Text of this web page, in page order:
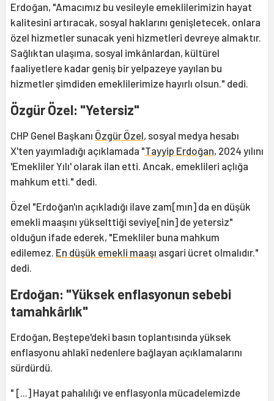
Erdoğan, "Amacımız bu vesileyle emeklilerimizin hayat
kalitesini artıracak, sosyal haklarını genişletecek, onlara
özel hizmetler sunacak yeni hizmetleri devreye almaktır.
Sağlıktan ulaşıma, sosyal imkânlardan, kültürel
faaliyetlere kadar geniş bir yelpazeye yayılan bu
hizmetler şimdiden emeklilerimize hayırlı olsun." dedi.
Özgür Özel: "Yetersiz"
CHP Genel Başkanı Özgür Özel, sosyal medya hesabı
X'ten yayımladığı açıklamada "Tayyip Erdoğan, 2024 yılını
'Emekliler Yılı' olarak ilan etti. Ancak, emeklileri açlığa
mahkum etti." dedi.
Özel "Erdoğan'ın açıkladığı ilave zam[mın] da en düşük
emekli maaşını yükselttiği seviye[nin] de yetersiz"
olduğun ifade ederek, "Emekliler buna mahkum
edilemez. En düşük emekli maaşı asgari ücret olmalıdır."
dedi.
Erdoğan: "Yüksek enflasyonun sebebi
tamahkârlık"
Erdoğan, Beştepe'deki basın toplantısında yüksek
enflasyonu ahlakî nedenlere bağlayan açıklamalarını
sürdürdü.
" [...] Hayat pahalılığı ve enflasyonla mücadelemizde